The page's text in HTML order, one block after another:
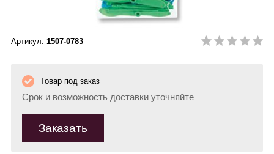
Артикул: 1507-0783
Товар под заказ
Срок и возможность доставки уточняйте
Заказать